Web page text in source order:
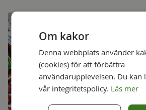
Om kakor
Denna webbplats använder
(cookies) för att förbättra
användarupplevelsen. Du kan
vår integritetspolicy. Läs mer